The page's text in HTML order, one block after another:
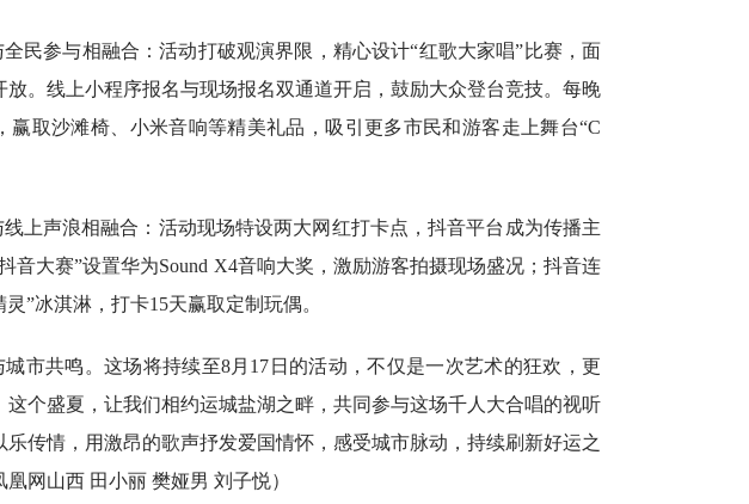
民参与相融合：活动打破观演界限，精心设计“红歌大家唱”比赛，面
放。线上小程序报名与现场报名双通道开启，鼓励大众登台竞技。每晚
赢取沙滩椅、小米音响等精美礼品，吸引更多市民和游客走上舞台“C
上声浪相融合：活动现场特设两大网红打卡点，抖音平台成为传播主
音大赛”设置华为Sound X4音响大奖，激励游客拍摄现场盛况；抖音连
”冰淇淋，打卡15天赢取定制玩偶。
城市共鸣。这场将持续至8月17日的活动，不仅是一次艺术的狂欢，更
这个盛夏，让我们相约运城盐湖之畔，共同参与这场千人大合唱的视听
乐传情，用激昂的歌声抒发爱国情怀，感受城市脉动，持续刷新好运之
网山西 田小丽 樊娅男 刘子悦）